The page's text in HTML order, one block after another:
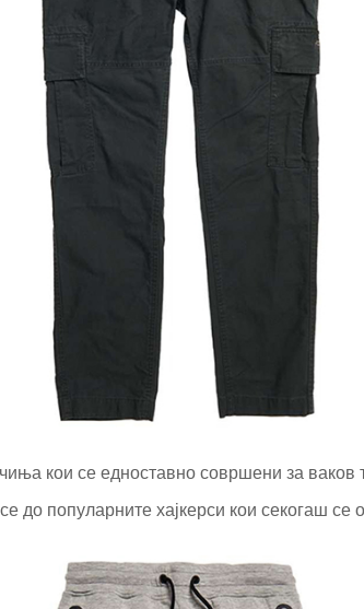
кои се едноставно совршени за ваков
до популарните хајкерси кои секогаш се